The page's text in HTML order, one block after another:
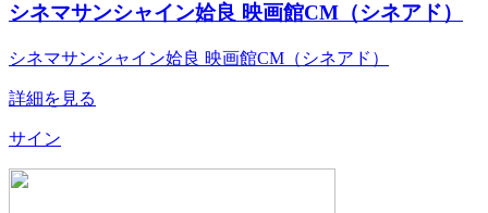
シネマサンシャイン姶良 映画館CM（シネアド）
シネマサンシャイン姶良 映画館CM（シネアド）
詳細を見る
サイン